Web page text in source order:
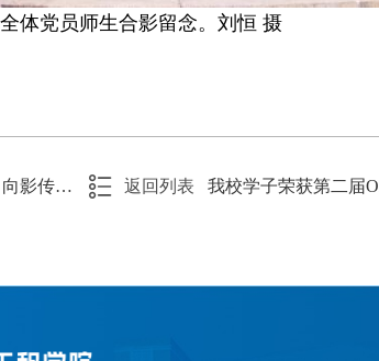
全体党员师生合影留念。刘恒 摄
艾美奖特效大师谢政孚来校开讲 向影传学生抛出橄榄枝 返回列表